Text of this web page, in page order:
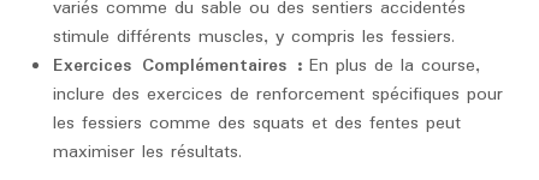
variés comme du sable ou des sentiers accidentés
stimule différents muscles, y compris les fessiers.
Exercices Complémentaires : En plus de la course,
inclure des exercices de renforcement spécifiques pour
les fessiers comme des squats et des fentes peut
maximiser les résultats.